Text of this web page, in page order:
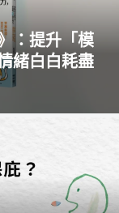
：提升「模
緒白白耗盡